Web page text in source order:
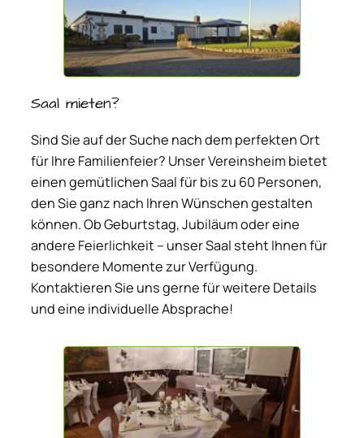
Saal mieten?
Sind Sie auf der Suche nach dem perfekten Ort
für Ihre Familienfeier? Unser Vereinsheim bietet
einen gemütlichen Saal für bis zu 60 Personen,
den Sie ganz nach Ihren Wünschen gestalten
können. Ob Geburtstag, Jubiläum oder eine
andere Feierlichkeit – unser Saal steht Ihnen für
besondere Momente zur Verfügung.
Kontaktieren Sie uns gerne für weitere Details
und eine individuelle Absprache!